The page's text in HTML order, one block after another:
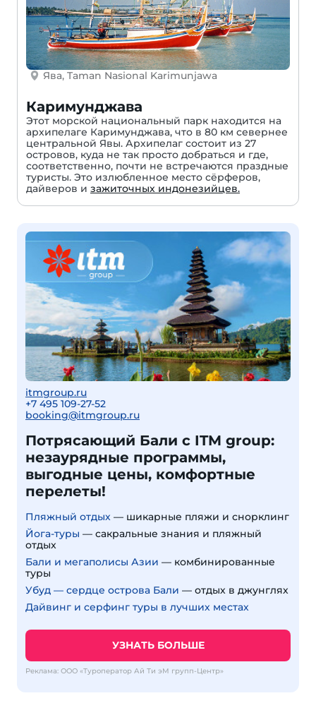
Ява, Taman Nasional Karimunjawa
Каримунджава
Этот морской национальный парк находится на
архипелаге Каримунджава, что в 80 км севернее
центральной Явы. Архипелаг состоит из 27
островов, куда не так просто добраться и где,
соответственно, почти не встречаются праздные
туристы. Это излюбленное место сёрферов,
дайверов и зажиточных индонезийцев.
itmgroup.ru
+7 495 109-27-52
booking@itmgroup.ru
Потрясающий Бали с ITM group:
незаурядные программы,
выгодные цены, комфортные
перелеты!
Пляжный отдых — шикарные пляжи и снорклинг
Йога-туры — сакральные знания и пляжный
отдых
Бали и мегаполисы Азии — комбинированные
туры
Убуд — сердце острова Бали — отдых в джунглях
Дайвинг и серфинг туры в лучших местах
УЗНАТЬ БОЛЬШЕ
Реклама: ООО «Туроператор Ай Ти эМ групп-Центр»